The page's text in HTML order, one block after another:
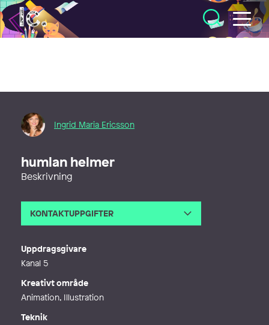
Illustratörcentrum
Ingrid Maria Ericsson
humlan helmer
Beskrivning
KONTAKTUPPGIFTER
Uppdragsgivare
Kanal 5
Kreativt område
Animation, Illustration
Teknik